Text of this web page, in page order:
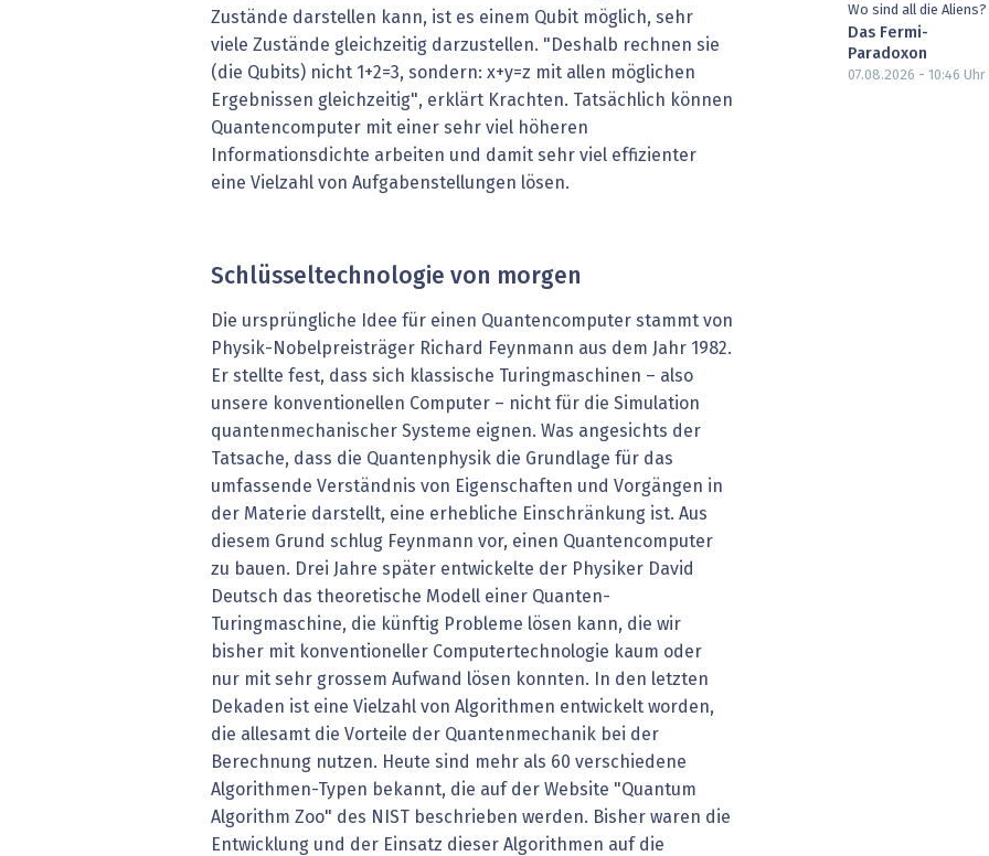
Zustände darstellen kann, ist es einem Qubit möglich, sehr
viele Zustände gleichzeitig darzustellen. "Deshalb rechnen sie
(die Qubits) nicht 1+2=3, sondern: x+y=z mit allen möglichen
Ergebnissen gleichzeitig", erklärt Krachten. Tatsächlich können
Quantencomputer mit einer sehr viel höheren
Informationsdichte arbeiten und damit sehr viel effizienter
eine Vielzahl von Aufgabenstellungen lösen.
Schlüsseltechnologie von morgen
Die ursprüngliche Idee für einen Quantencomputer stammt von
Physik-Nobelpreisträger Richard Feynmann aus dem Jahr 1982.
Er stellte fest, dass sich klassische Turingmaschinen – also
unsere konventionellen Computer – nicht für die Simulation
quantenmechanischer Systeme eignen. Was angesichts der
Tatsache, dass die Quantenphysik die Grundlage für das
umfassende Verständnis von Eigenschaften und Vorgängen in
der Materie darstellt, eine erhebliche Einschränkung ist. Aus
diesem Grund schlug Feynmann vor, einen Quantencomputer
zu bauen. Drei Jahre später entwickelte der Physiker David
Deutsch das theoretische Modell einer Quanten-
Turingmaschine, die künftig Probleme lösen kann, die wir
bisher mit konventioneller Computertechnologie kaum oder
nur mit sehr gros­sem Aufwand lösen konnten. In den letzten
Dekaden ist eine Vielzahl von Algorithmen entwickelt worden,
die allesamt die Vorteile der Quantenmechanik bei der
Berechnung nutzen. Heute sind mehr als 60 verschiedene
Algorithmen-Typen bekannt, die auf der Website "Quantum
Algorithm Zoo" des NIST beschrieben werden. Bisher waren die
Entwicklung und der Einsatz dieser Algorithmen auf die
Wo sind all die Aliens?
Das Fermi-
Paradoxon
07.08.2026 - 10:46 Uhr